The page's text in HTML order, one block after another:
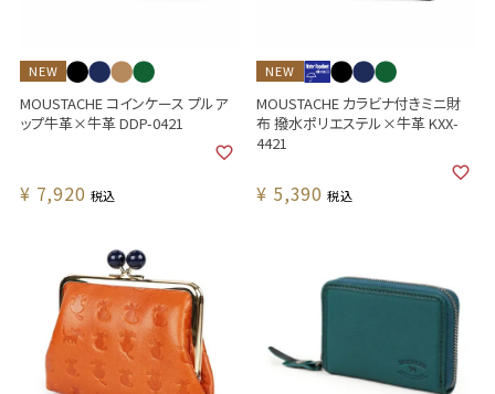
NEW
MOUSTACHE コインケース プルア
ップ牛革×牛革 DDP-0421
¥ 7,920 税込
NEW
MOUSTACHE カラビナ付きミニ財
布 撥水ポリエステル×牛革 KXX-
4421
¥ 5,390 税込